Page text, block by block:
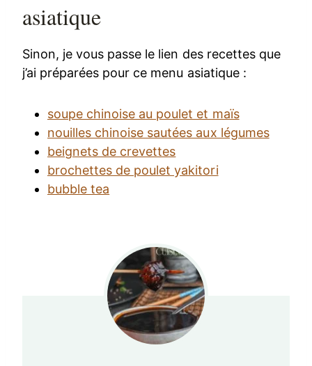
asiatique
Sinon, je vous passe le lien des recettes que
j’ai préparées pour ce menu asiatique :
soupe chinoise au poulet et maïs
nouilles chinoise sautées aux légumes
beignets de crevettes
brochettes de poulet yakitori
bubble tea